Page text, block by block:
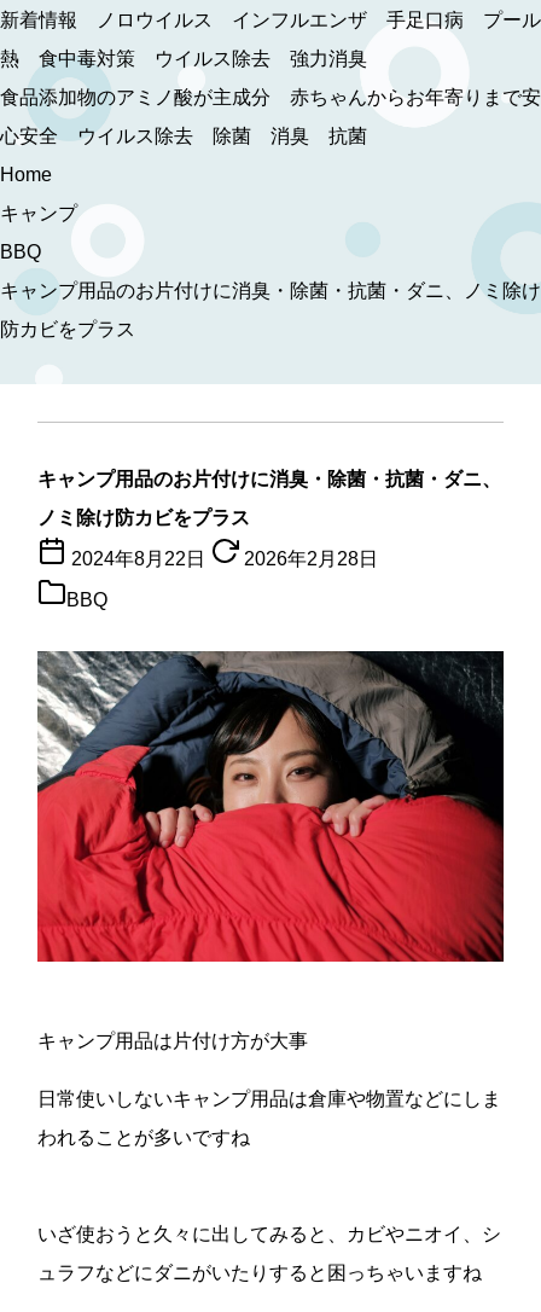
コ
ン
テ
ン
ツ
へ
移
動
新着情報 ノロウイルス インフルエンザ 手足口病 プール
熱 食中毒対策 ウイルス除去 強力消臭
食品添加物のアミノ酸が主成分 赤ちゃんからお年寄りまで安
心安全 ウイルス除去 除菌 消臭 抗菌
Home
キャンプ
BBQ
キャンプ用品のお片付けに消臭・除菌・抗菌・ダニ、ノミ除け
防カビをプラス
キャンプ用品のお片付けに消臭・除菌・抗菌・ダニ、
ノミ除け防カビをプラス
2024年8月22日
2026年2月28日
BBQ
キャンプ用品は片付け方が大事
日常使いしないキャンプ用品は倉庫や物置などにしま
われることが多いですね
いざ使おうと久々に出してみると、カビやニオイ、シ
ュラフなどにダニがいたりすると困っちゃいますね